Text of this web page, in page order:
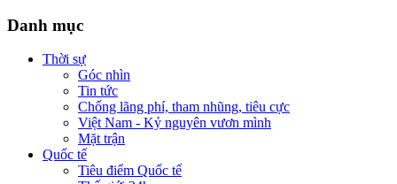
Danh mục
Thời sự
Góc nhìn
Tin tức
Chống lãng phí, tham nhũng, tiêu cực
Việt Nam - Kỷ nguyên vươn mình
Mặt trận
Quốc tế
Tiêu điểm Quốc tế